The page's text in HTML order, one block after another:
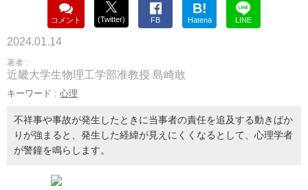
コメント (Twitter) FB
B!
Hatena LINE
2024.01.14
著者 :
近畿大学生物理工学部准教授 島崎敢
キーワード : 心理
不祥事や事故が発生したときに当事者の責任を追及する動きばか
りが強まると、発生した経緯が見えにくくなるとして、心理学者
が警鐘を鳴らします。